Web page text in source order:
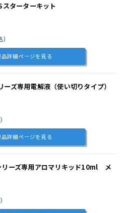
ターターキット
品詳細ページを見る
ーズ専用電解液（使い切りタイプ）
品詳細ページを見る
リーズ専用アロマリキッド10ml メ